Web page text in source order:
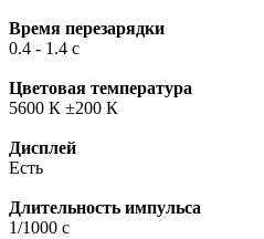
Время перезарядки
0.4 - 1.4 с
Цветовая температура
5600 К ±200 К
Дисплей
Есть
Длительность импульса
1/1000 c